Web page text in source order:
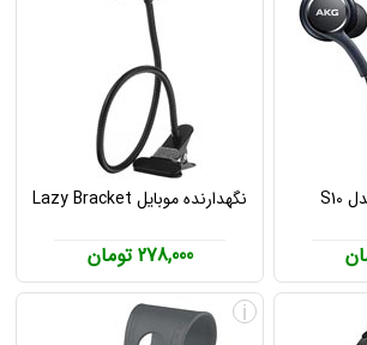
نگهدارنده موبایل Lazy Bracket
278,000 تومان
i